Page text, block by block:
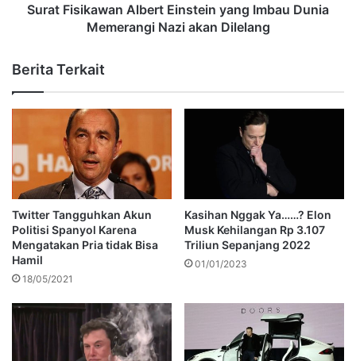
Surat Fisikawan Albert Einstein yang Imbau Dunia
Memerangi Nazi akan Dilelang
Berita Terkait
Twitter Tangguhkan Akun
Politisi Spanyol Karena
Mengatakan Pria tidak Bisa
Hamil
18/05/2021
Kasihan Nggak Ya……? Elon
Musk Kehilangan Rp 3.107
Triliun Sepanjang 2022
01/01/2023